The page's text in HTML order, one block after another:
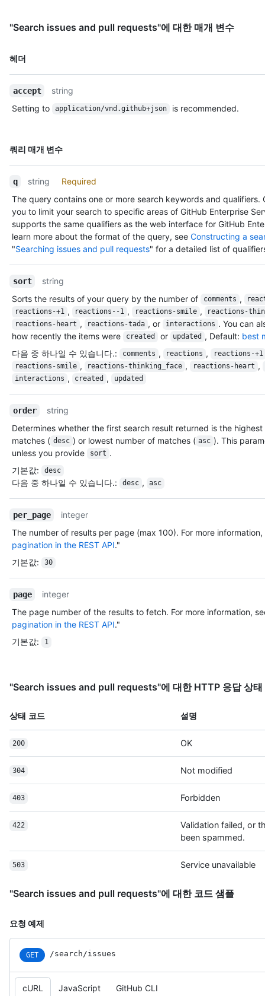
        "following_url":
"https://HOSTNAME/users/octocat/following{/other_user}",
"https://HOSTNAME/users/octocat/gists{/gist_id}",
        "subscriptions_url":
"https://HOSTNAME/users/octocat/subscriptions",
        "events_url":
"https://HOSTNAME/users/octocat/events{/privacy}",
        "received_events_url":
        "type": "User",
        "site_admin": false
      },
      "committer": {},
      "parents": [
Knife/commits/a30c19e3f13765a3b48829788bc1cb8b4e95cee4",
          "html_url": "https://github.com/octocat/Spoon-
Knife/commit/a30c19e3f13765a3b48829788bc1cb8b4e95cee4",
          "sha": "a30c19e3f13765a3b48829788bc1cb8b4e95cee4"
        }
      "repository": {
        "id": 1300192,
        "node_id": "MDEwOlJlcG9zaXRvcnkxMzAwMTky",
        "owner": {
          "login": "octocat",
          "id": 583231,
          "node_id": "MDQ6VXNlcjU4MzIzMQ==",
"https://avatars.githubusercontent.com/u/583231?v=3",
          "gravatar_id": "",
          "url": "https://HOSTNAME/users/octocat",
          "followers_url":
"https://HOSTNAME/users/octocat/followers",
          "following_url":
"https://HOSTNAME/users/octocat/following{/other_user}",
          "starred_url":
          "subscriptions_url":
"https://HOSTNAME/users/octocat/subscriptions",
          "organizations_url":
"https://HOSTNAME/users/octocat/events{/privacy}",
"https://HOSTNAME/users/octocat/received_events",
        },
        "private": false,
        "html_url": "https://github.com/octocat/Spoon-Knife",
        "description": "This repo is for demonstration purposes
only.",
Knife/keys{/key_id}",
"https://HOSTNAME/repos/octocat/Spoon-
Knife/collaborators{/collaborator}",
Knife/teams",
        "hooks_url": "https://HOSTNAME/repos/octocat/Spoon-
Knife/hooks",
        "issue_events_url":
"https://HOSTNAME/repos/octocat/Spoon-
Knife/issues/events{/number}",
"Search issues and pull requests"에 대한 매개 변수
헤더
이름,
accept
string
Setting to
application/vnd.github+json is recommended.
쿼리 매개 변수
이름,
q string
Required
The query contains one or more search keywords and qualifiers.
you to limit your search to specific areas of GitHub Enterprise
supports the same qualifiers as the web interface for GitHub
learn more about the format of the query, see Constructing a
"Searching issues and pull requests" for a detailed list of
sort
string
Sorts the results of your query by the number of
comments ,
reactions-+1 , reactions--1 , reactions-smile ,
reactions-
reactions-heart , reactions-tada , or interactions . You can
how recently the items were
created or updated , Default: best
다음 중 하나일 수 있습니다.: comments , reactions ,
reactions-+1
reactions-smile , reactions-thinking_face , reactions-heart ,
interactions , created , updated
order
string
Determines whether the first search result returned is the
matches ( desc ) or lowest number of matches ( asc ). This
unless you provide
sort .
기본값: desc
다음 중 하나일 수 있습니다.: desc , asc
per_page
integer
The number of results per page (max 100). For more information,
pagination in the REST API."
기본값: 30
page
integer
The page number of the results to fetch. For more information,
pagination in the REST API."
기본값: 1
"Search issues and pull requests"에 대한 HTTP 응답 상태
상태 코드 설명
200 OK
304 Not modified
403 Forbidden
422
Validation failed, or
been spammed.
503 Service unavailable
"Search issues and pull requests"에 대한 코드 샘플
요청 예제
GET /search/issues
cURL JavaScript GitHub CLI